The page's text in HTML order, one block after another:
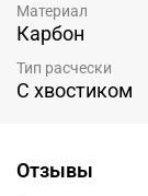
Материал
Карбон
Тип расчески
С хвостиком
Отзывы